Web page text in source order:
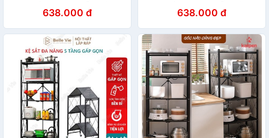
638.000 đ 638.000 đ